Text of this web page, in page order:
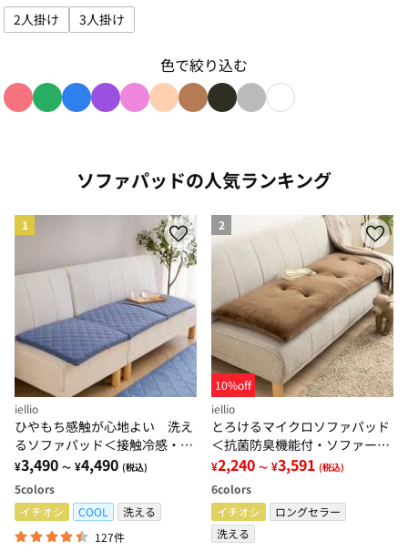
2人掛け
サイズで絞り込み: 2人掛け
3人掛け
サイズで絞り込み: 3人掛け
色で絞り込む
ソファパッドの人気ランキング
1
iellio
ひやもち感触が心地よい 洗え
るソファパッド＜接触冷感・高
反発・クッション・長座布団・
ごろ寝マット・防ダニ・滑りに
くい加工＞
¥3,490 ～ ¥4,490 (税込)
5colors
イチオシ
COOL
洗える
127件
2
10%off
iellio
とろけるマイクロソファパッド
＜抗菌防臭機能付・ソファーパ
ッド・２人掛け・３人掛け・３
人掛けワイド・クッション・長
座布団＞
¥2,240 ～ ¥3,591 (税込)
6colors
イチオシ
ロングセラー
洗える